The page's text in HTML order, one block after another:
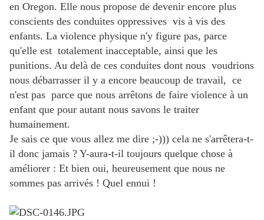
en Oregon. Elle nous propose de devenir encore plus
conscients des conduites oppressives vis à vis des
enfants. La violence physique n'y figure pas, parce
qu'elle est totalement inacceptable, ainsi que les
punitions. Au delà de ces conduites dont nous voudrions
nous débarrasser il y a encore beaucoup de travail, ce
n'est pas parce que nous arrêtons de faire violence à un
enfant que pour autant nous savons le traiter
humainement.
Je sais ce que vous allez me dire ;-))) cela ne s'arrêtera-t-
il donc jamais ? Y-aura-t-il toujours quelque chose à
améliorer : Et bien oui, heureusement que nous ne
sommes pas arrivés ! Quel ennui !